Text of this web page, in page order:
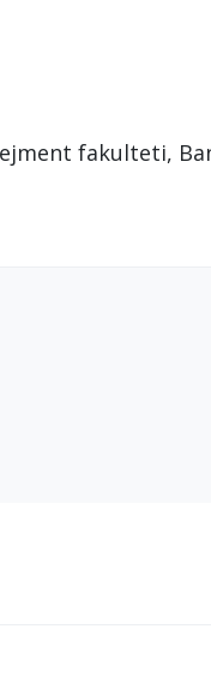
fakulteti,